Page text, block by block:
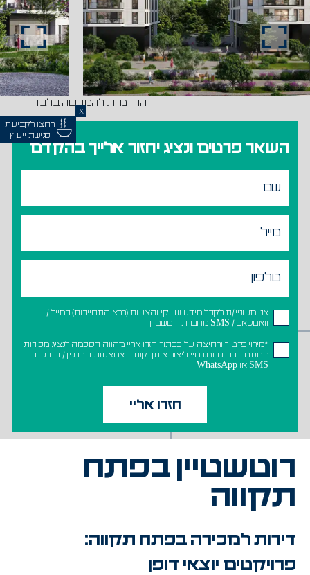
ההדמיות להמחשה בלבד
השאר פרטים ונציג יחזור אלייך בהקדם
אני מעוניין/ת לקבל מידע שיווקי והצעות (ללא התחייבות) במייל /
וואטסאפ / SMS מחברת רוטשטיין
*מילוי פרטיך ולחיצה על כפתור חזרו אליי מהווה הסכמה לנציג מכירות
מטעם חברת רוטשטיין ליצור איתך קשר באמצעות הטלפון / הודעת
SMS או WhatsApp
רוטשטיין בפתח
תקווה
דירות למכירה בפתח תקווה:
פרויקטים יוצאי דופן
X
לחצו לקביעת
פגישת ייעוץ